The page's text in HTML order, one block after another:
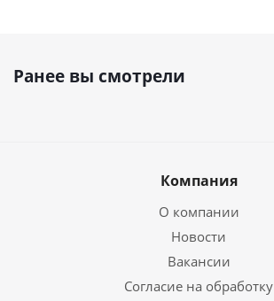
Ранее вы смотрели
Компания
О компании
Новости
Вакансии
Согласие на обработку